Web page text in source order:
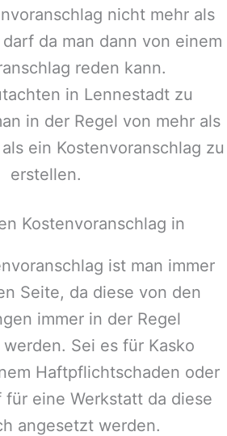
nicht mehr als
da man dann von einem
reden kann.
in Lennestadtzu
in der Regel von mehr als
ein Kostenvoranschlag zu
erstellen.
Kostenvoranschlag in
ist man immer
Seite, da diese von den
immer in der Regel
Sei es für Kasko
Haftpflichtschaden oder
für eine Werkstatt da diese
angesetzt werden.